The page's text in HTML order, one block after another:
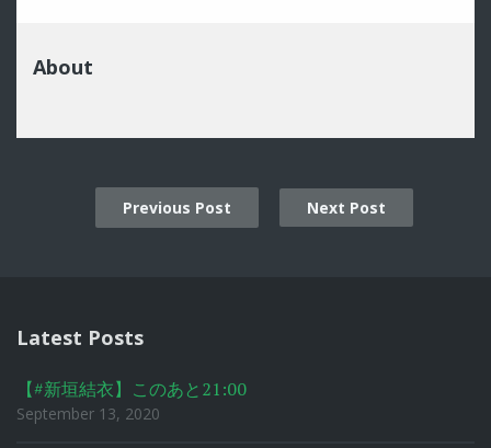
About
Previous Post Next Post
Latest Posts
【#新垣結衣】このあと21:00
September 13, 2020